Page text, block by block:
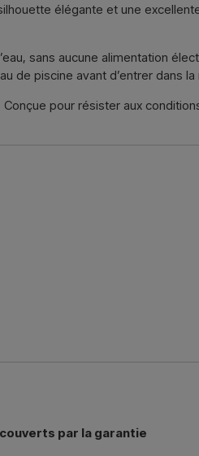
élégante et une
sans aucune alimentation
de piscine avant d’entrer dans
pour résister aux
par la garantie